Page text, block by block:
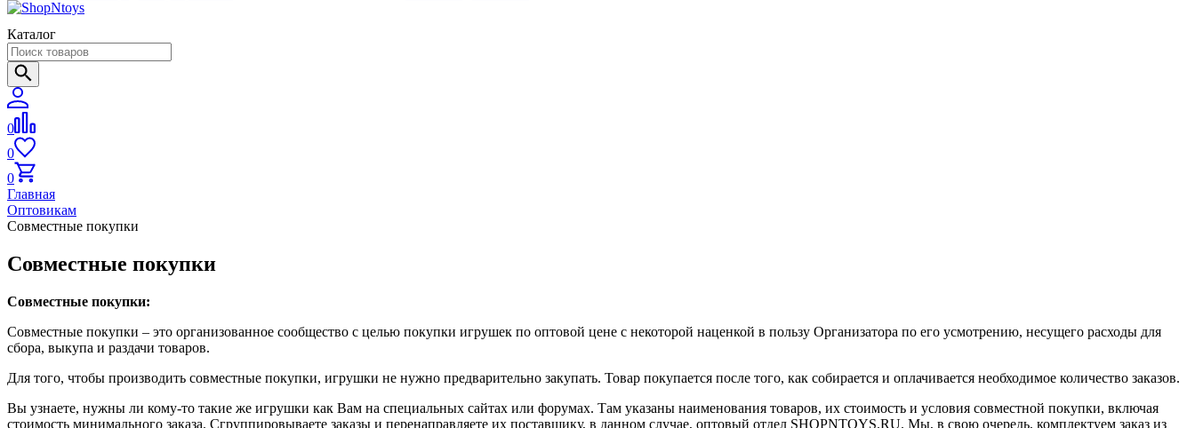
Каталог
0
0
0
Главная
Оптовикам
Совместные покупки
Совместные покупки
Совместные покупки:
Совместные покупки – это организованное сообщество с целью покупки игрушек по оптовой цене с некоторой наценкой в пользу Организатора по его усмотрению, несущего расходы для
сбора, выкупа и раздачи товаров.
Для того, чтобы производить совместные покупки, игрушки не нужно предварительно закупать. Товар покупается после того, как собирается и оплачивается необходимое количество заказов.
Вы узнаете, нужны ли кому-то такие же игрушки как Вам на специальных сайтах или форумах. Там указаны наименования товаров, их стоимость и условия совместной покупки, включая
стоимость минимального заказа. Сгруппировываете заказы и перенаправляете их поставщику, в данном случае, оптовый отдел SHOPNTOYS.RU. Мы, в свою очередь, комплектуем заказ из